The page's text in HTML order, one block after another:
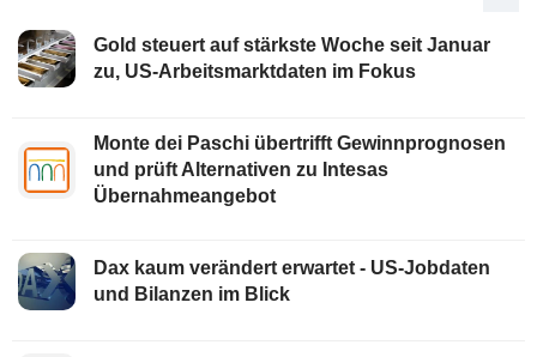
Gold steuert auf stärkste Woche seit Januar
zu, US-Arbeitsmarktdaten im Fokus
Monte dei Paschi übertrifft Gewinnprognosen
und prüft Alternativen zu Intesas
Übernahmeangebot
Dax kaum verändert erwartet - US-Jobdaten
und Bilanzen im Blick